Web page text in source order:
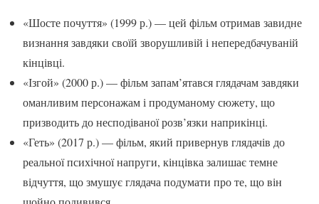
«Шосте почуття» (1999 р.) — цей фільм отримав завидне
визнання завдяки своїй зворушливій і непередбачуваній
кінцівці.
«Ізгой» (2000 р.) — фільм запам’ятався глядачам завдяки
оманливим персонажам і продуманому сюжету, що
призводить до несподіваної розв’язки наприкінці.
«Геть» (2017 р.) — фільм, який привернув глядачів до
реальної психічної напруги, кінцівка залишає темне
відчуття, що змушує глядача подумати про те, що він